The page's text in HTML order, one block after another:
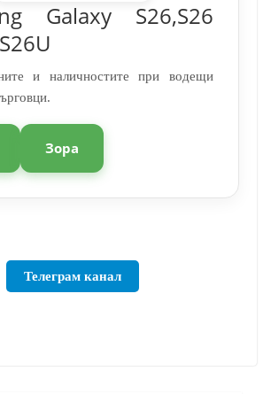
Galaxy S26,S26
и наличностите при водещи
Зора
Телеграм канал